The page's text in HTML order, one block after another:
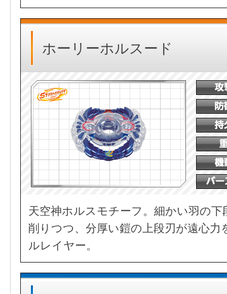
ホーリーホルスード
天空神ホルスモチーフ。細かい羽の
削りつつ、分厚い鎧の上段刃が遠心
ルレイヤー。